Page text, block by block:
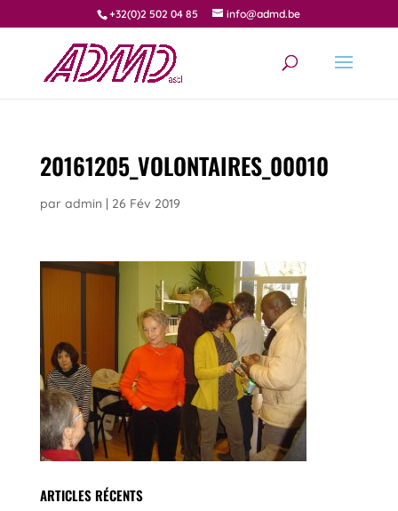
+32(0)2 502 04 85 info@admd.be
20161205_VOLONTAIRES_00010
par admin | 26 Fév 2019
ARTICLES RÉCENTS